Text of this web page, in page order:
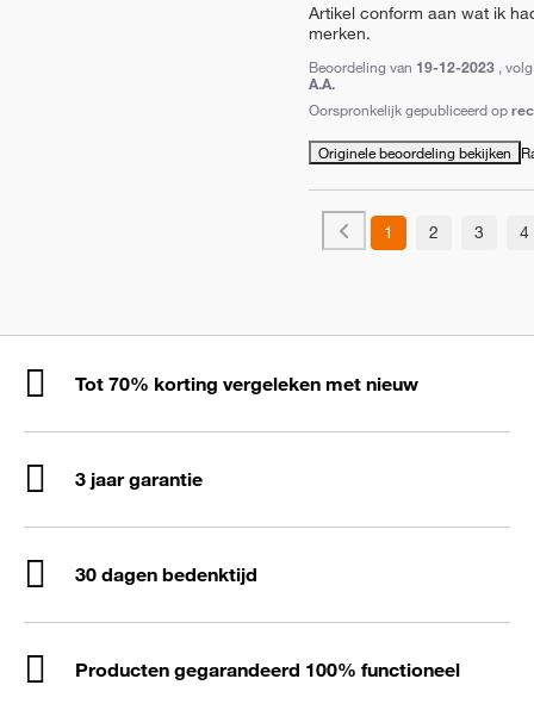
Artikel conform aan wat ik
merken.
Beoordeling van 19-12-2023 ,
A.A.
Oorspronkelijk gepubliceerd op
Originele beoordeling bekijken
1 2 3 4
Tot 70% korting vergeleken met nieuw
3 jaar garantie
30 dagen bedenktijd
Producten gegarandeerd 100% functioneel